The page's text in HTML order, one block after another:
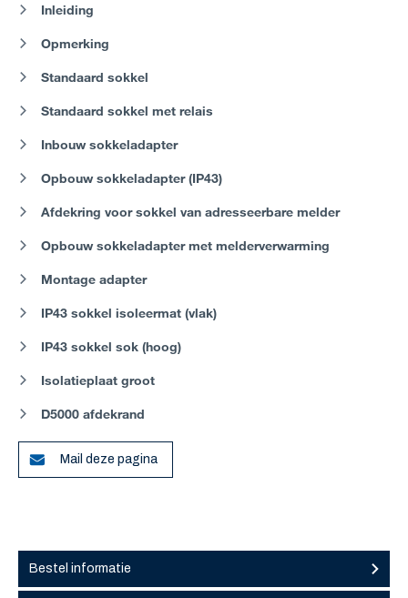
Inleiding
Opmerking
Standaard sokkel
Standaard sokkel met relais
Inbouw sokkeladapter
Opbouw sokkeladapter (IP43)
Afdekring voor sokkel van adresseerbare melder
Opbouw sokkeladapter met melderverwarming
Montage adapter
IP43 sokkel isoleermat (vlak)
IP43 sokkel sok (hoog)
Isolatieplaat groot
D5000 afdekrand
Mail deze pagina
Bestel informatie